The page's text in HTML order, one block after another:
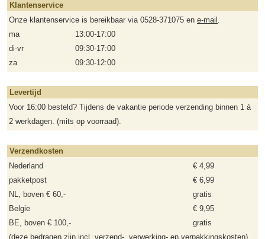
Klantenservice
Onze klantenservice is bereikbaar via 0528-371075 en e-mail .
ma
13:00-17:00
di-vr
09:30-17:00
za
09:30-12:00
Levertijd
Voor 16:00 besteld? Tijdens de vakantie periode verzending binnen 1 á
2 werkdagen. (mits op voorraad).
Verzendkosten
Nederland
€ 4,99
pakketpost
€ 6,99
NL, boven € 60,-
gratis
Belgie
€ 9,95
BE, boven € 100,-
gratis
(deze bedragen zijn incl. verzend-, verwerking- en verpakkingskosten)